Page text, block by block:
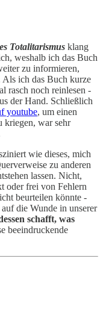
Totalitarismus klang
weshalb ich das Buch
zu informieren,
Als ich das Buch kurze
rasch noch reinlesen -
der Hand. Schließlich
youtube, um einen
kriegen, war sehr
wie dieses, mich
zu anderen
lassen. Nicht,
oder frei von Fehlern
beurteilen könnte -
die Wunde in unserer
schafft, was
beeindruckende